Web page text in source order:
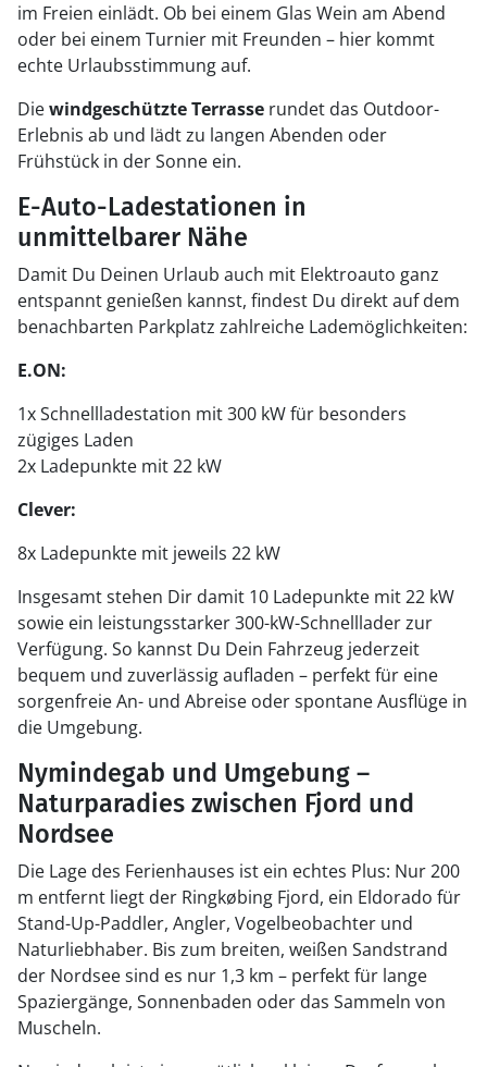
im Freien einlädt. Ob bei einem Glas Wein am Abend
oder bei einem Turnier mit Freunden – hier kommt
echte Urlaubsstimmung auf.
Diewindgeschützte Terrasse rundet das Outdoor-
Erlebnis ab und lädt zu langen Abenden oder
Frühstück in der Sonne ein.
E-Auto-Ladestationen in
unmittelbarer Nähe
Damit Du Deinen Urlaub auch mit Elektroauto ganz
entspannt genießen kannst, findest Du direkt auf dem
benachbarten Parkplatz zahlreiche Lademöglichkeiten:
E.ON:
1x Schnellladestation mit 300 kW für besonders
zügiges Laden
2x Ladepunkte mit 22 kW
Clever:
8x Ladepunkte mit jeweils 22 kW
Insgesamt stehen Dir damit 10 Ladepunkte mit 22 kW
sowie ein leistungsstarker 300-kW-Schnelllader zur
Verfügung. So kannst Du Dein Fahrzeug jederzeit
bequem und zuverlässig aufladen – perfekt für eine
sorgenfreie An- und Abreise oder spontane Ausflüge in
die Umgebung.
Nymindegab und Umgebung –
Naturparadies zwischen Fjord und
Nordsee
Die Lage des Ferienhauses ist ein echtes Plus: Nur 200
m entfernt liegt der Ringkøbing Fjord, ein Eldorado für
Stand-Up-Paddler, Angler, Vogelbeobachter und
Naturliebhaber. Bis zum breiten, weißen Sandstrand
der Nordsee sind es nur 1,3 km – perfekt für lange
Spaziergänge, Sonnenbaden oder das Sammeln von
Muscheln.